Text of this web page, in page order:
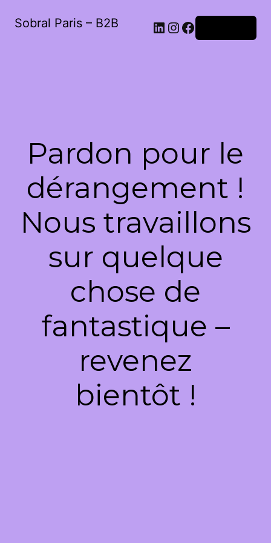
Sobral Paris – B2B LinkedIn
Instagram
Facebook
Pardon pour le
dérangement !
Nous travaillons
sur quelque
chose de
fantastique –
revenez
bientôt !